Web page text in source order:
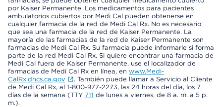
por Kaiser Permanente. Los medicamentos para pacientes
ambulatorios cubiertos por Medi Cal pueden obtenerse en
cualquier farmacia de la red de Medi Cal Rx. No es necesario
que sea una farmacia de la red de Kaiser Permanente. La
mayoría de las farmacias de la red de Kaiser Permanente son
farmacias de Medi Cal Rx. Su farmacia puede informarle si forma
parte de la red Medi Cal Rx. Si quiere encontrar una farmacia de
Medi Cal fuera de Kaiser Permanente, use el localizador de
farmacias de Medi Cal Rx en línea, en www.Medi-
CalRx.dhcs.ca.gov
. También puede llamar a Servicio al Cliente
de Medi Cal Rx, al 1-800-977-2273, las 24 horas del día, los 7
días de la semana (TTY 711 de lunes a viernes, de 8 a. m. a 5 p.
m.).